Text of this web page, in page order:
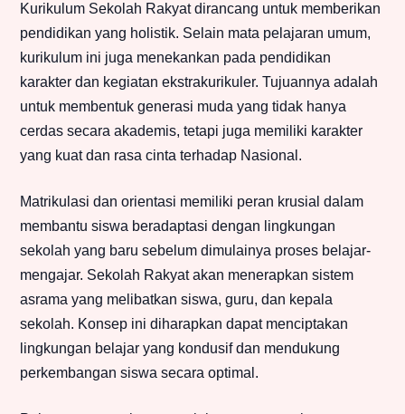
Kurikulum Sekolah Rakyat dirancang untuk memberikan
pendidikan yang holistik. Selain mata pelajaran umum,
kurikulum ini juga menekankan pada pendidikan
karakter dan kegiatan ekstrakurikuler. Tujuannya adalah
untuk membentuk generasi muda yang tidak hanya
cerdas secara akademis, tetapi juga memiliki karakter
yang kuat dan rasa cinta terhadap Nasional.
Matrikulasi dan orientasi memiliki peran krusial dalam
membantu siswa beradaptasi dengan lingkungan
sekolah yang baru sebelum dimulainya proses belajar-
mengajar. Sekolah Rakyat akan menerapkan sistem
asrama yang melibatkan siswa, guru, dan kepala
sekolah. Konsep ini diharapkan dapat menciptakan
lingkungan belajar yang kondusif dan mendukung
perkembangan siswa secara optimal.